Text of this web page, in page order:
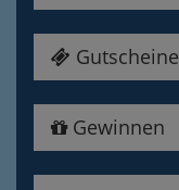
Gutscheine
Gewinnen